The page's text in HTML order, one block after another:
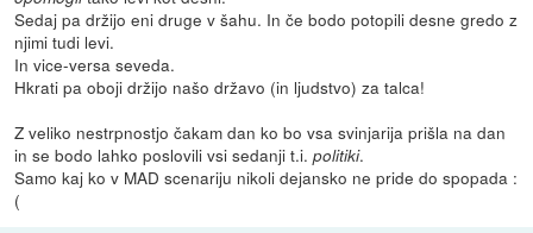
Sedaj pa držijo eni druge v šahu. In če bodo potopili desne gredo z
njimi tudi levi.
In vice-versa seveda.
Hkrati pa oboji držijo našo državo (in ljudstvo) za talca!
Z veliko nestrpnostjo čakam dan ko bo vsa svinjarija prišla na dan
in se bodo lahko poslovili vsi sedanji t.i.politiki.
Samo kaj ko v MAD scenariju nikoli dejansko ne pride do spopada :
(